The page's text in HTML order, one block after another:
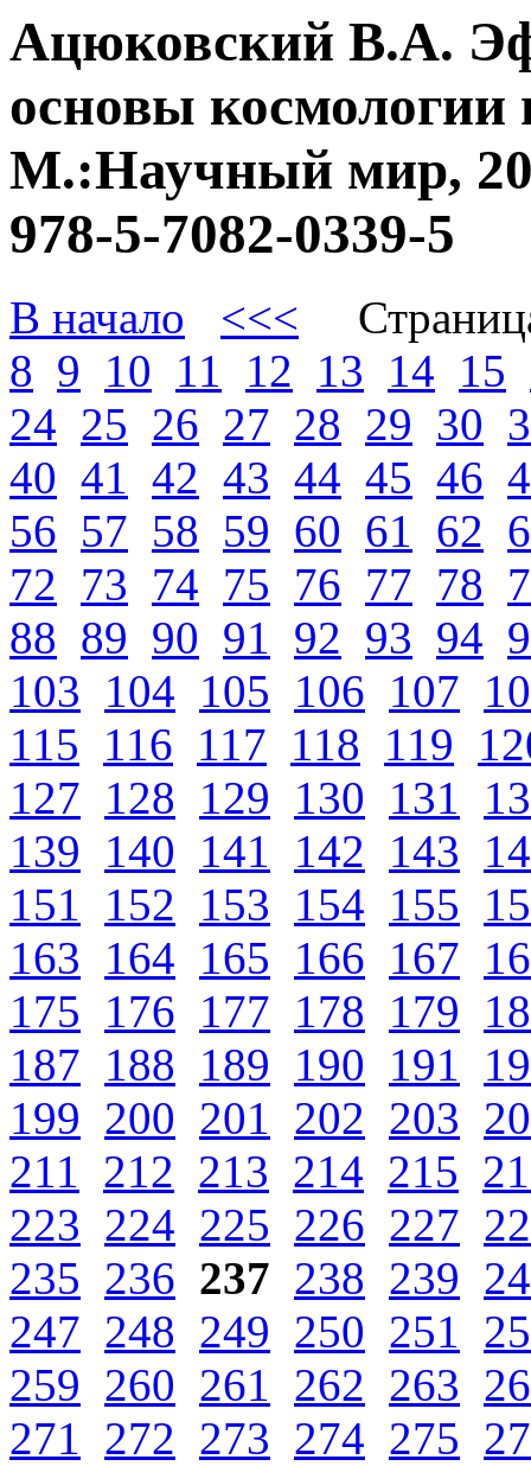
Ацюковский В.А.
основы космологии
М.:Научный мир,
978-5-7082-0339-5
В начало <<<
8 9 10 11 12 13 14 15
24 25 26 27 28 29 30
40 41 42 43 44 45 46
56 57 58 59 60 61 62
72 73 74 75 76 77 78
88 89 90 91 92 93 94
103 104 105 106 107
115 116 117 118 119
127 128 129 130 131
139 140 141 142 143
151
152 153 154 155
163 164 165 166 167
175 176 177 178 179
187 188 189 190 191
199 200 201 202 203
211 212 213 214 215
223 224 225 226 227
235 236 237 238 239
247 248 249 250 251
259 260 261 262 263
271 272 273 274 275